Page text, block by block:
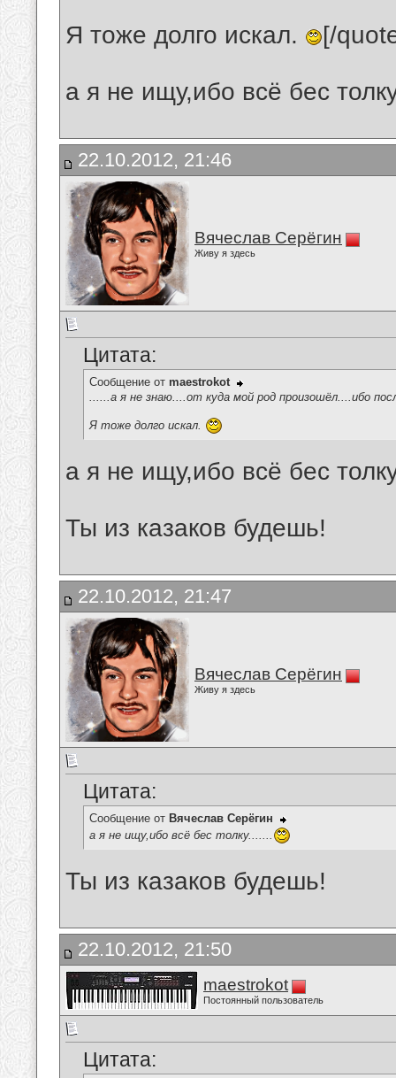
Я тоже долго искал. [/
а я не ищу,ибо всё бес
22.10.2012, 21:46
Вячеслав Серёгин
Живу я здесь
Цитата:
Сообщение от maestrokot
......а я не знаю....от куда мой род произошёл....ибо
Я тоже долго искал.
а я не ищу,ибо всё бес
Ты из казаков будешь!
22.10.2012, 21:47
Вячеслав Серёгин
Живу я здесь
Цитата:
Сообщение от Вячеслав Серёгин
а я не ищу,ибо всё бес толку.......
Ты из казаков будешь!
22.10.2012, 21:50
maestrokot
Постоянный пользователь
Цитата: